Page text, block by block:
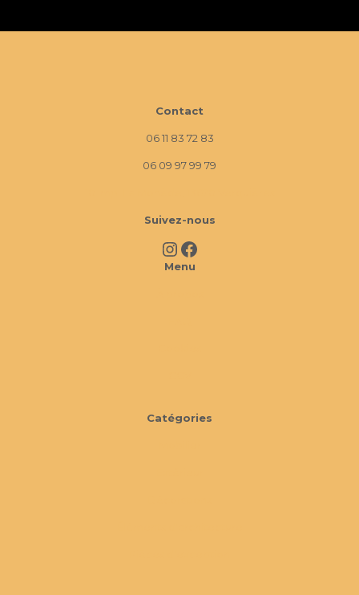
Contact
06 11 83 72 83
06 09 97 99 79
Suivez-nous
InstagramFacebook
Menu
Catégories